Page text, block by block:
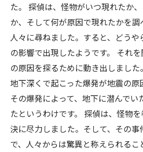
た。 探偵は、怪物がいつ現れたか
か、そして何が原因で現れたかを
人々に尋ねました。すると、どう
の影響で出現したようです。 それ
の原因を探るために動き出しました
地下深くで起こった爆発が地震の原
その爆発によって、地下に潜んで
たというわけです。 探偵は、怪物
決に尽力しました。そして、その事
で、人々からは驚異と称えられるこ